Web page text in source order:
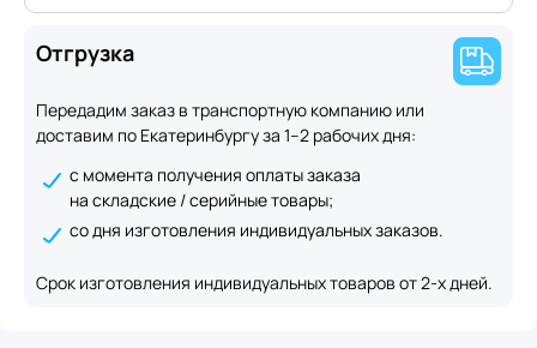
Отгрузка
Передадим заказ в транспортную компанию или
доставим по Екатеринбургу за 1–2 рабочих дня:
с момента получения оплаты заказа
на складские / серийные товары;
со дня изготовления индивидуальных заказов.
Срок изготовления индивидуальных товаров от 2-х дней.